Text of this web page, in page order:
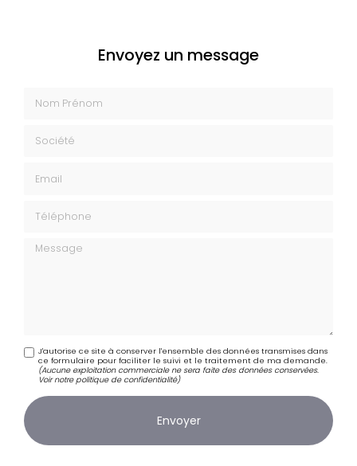
Envoyez un message
Message
J'autorise ce site à conserver l'ensemble des données transmises dans
ce formulaire pour faciliter le suivi et le traitement de ma demande.
(Aucune exploitation commerciale ne sera faite des données conservées.
Voir notrepolitique de confidentialité)